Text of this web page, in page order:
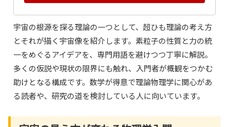
宇宙の根源を探る理論の一つとして、超ひも理論の考え方
とそれが描く宇宙像を紹介します。素粒子の性質と力の統
一をめぐるアイデアを、専門用語を避けつつ丁寧に解説。
多くの仮説や現状の限界にも触れ、入門者が概観をつかむ
助けとなる構成です。数学が得意で理論物理学に関心があ
る読者や、研究の道を検討している人に向いています。